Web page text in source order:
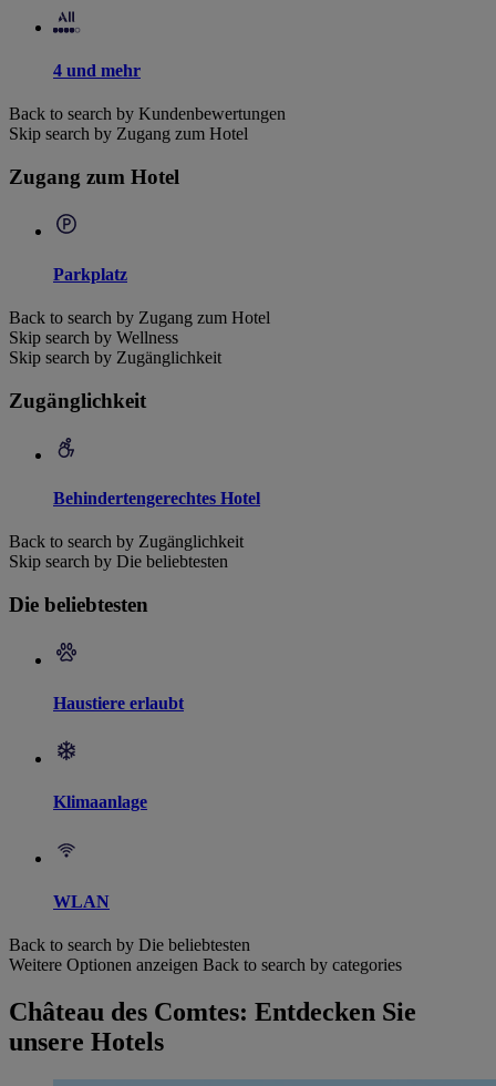
4 und mehr
Back to search by Kundenbewertungen
Skip search by Zugang zum Hotel
Zugang zum Hotel
Parkplatz
Back to search by Zugang zum Hotel
Skip search by Wellness
Skip search by Zugänglichkeit
Zugänglichkeit
Behindertengerechtes Hotel
Back to search by Zugänglichkeit
Skip search by Die beliebtesten
Die beliebtesten
Haustiere erlaubt
Klimaanlage
WLAN
Back to search by Die beliebtesten
Weitere Optionen anzeigen Back to search by categories
Château des Comtes: Entdecken Sie
unsere Hotels